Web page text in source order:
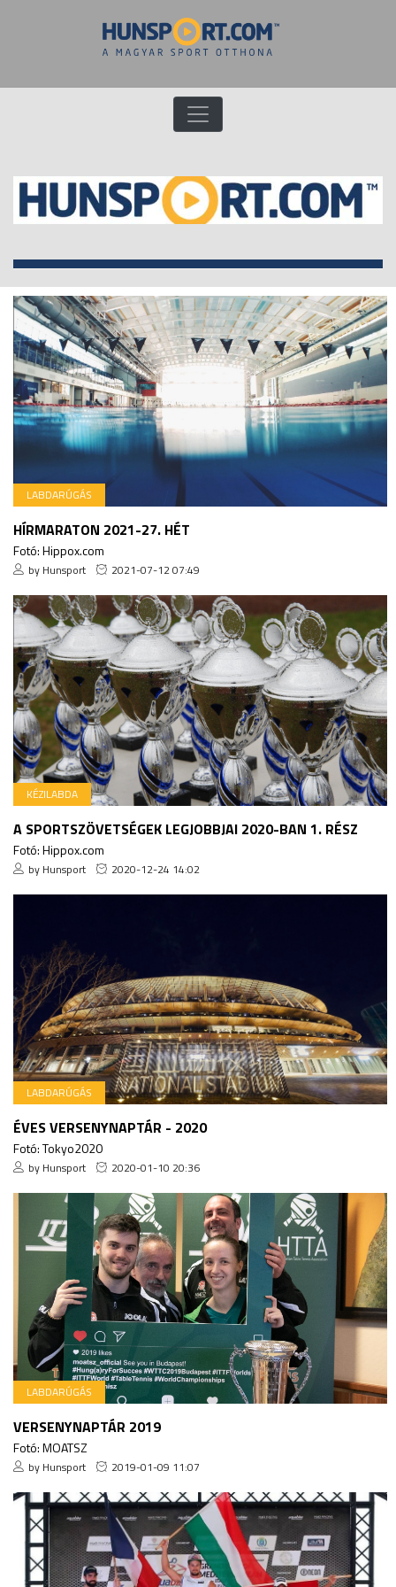
LABDARÚGÁS
HÍRMARATON 2021-27. HÉT
Fotó: Hippox.com
by Hunsport 2021-07-12 07:49
KÉZILABDA
A SPORTSZÖVETSÉGEK LEGJOBBJAI 2020-BAN 1. RÉSZ
Fotó: Hippox.com
by Hunsport 2020-12-24 14:02
LABDARÚGÁS
ÉVES VERSENYNAPTÁR - 2020
Fotó: Tokyo2020
by Hunsport 2020-01-10 20:36
LABDARÚGÁS
VERSENYNAPTÁR 2019
Fotó: MOATSZ
by Hunsport 2019-01-09 11:07